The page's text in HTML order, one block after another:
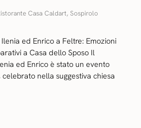
Casa Caldart,Sospirolo
ed Enrico a Feltre: Emozioni
a Casa dello Sposo Il
ed Enrico è stato un evento
nella suggestiva chiesa